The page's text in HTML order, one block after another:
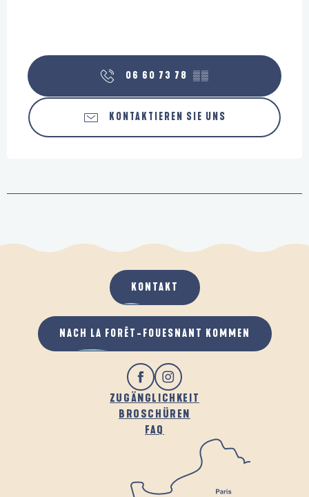
06 60 73 78 ▒▒
KONTAKTIEREN SIE UNS
ZUGÄNGLICHKEIT
BROSCHÜREN
FAQ
KONTAKT
NACH LA FORÊT-FOUESNANT KOMMEN